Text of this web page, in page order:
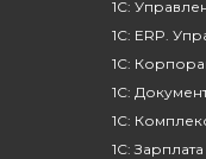
1С:
1С: ERP.
1C:
1C:
1С:
1C: